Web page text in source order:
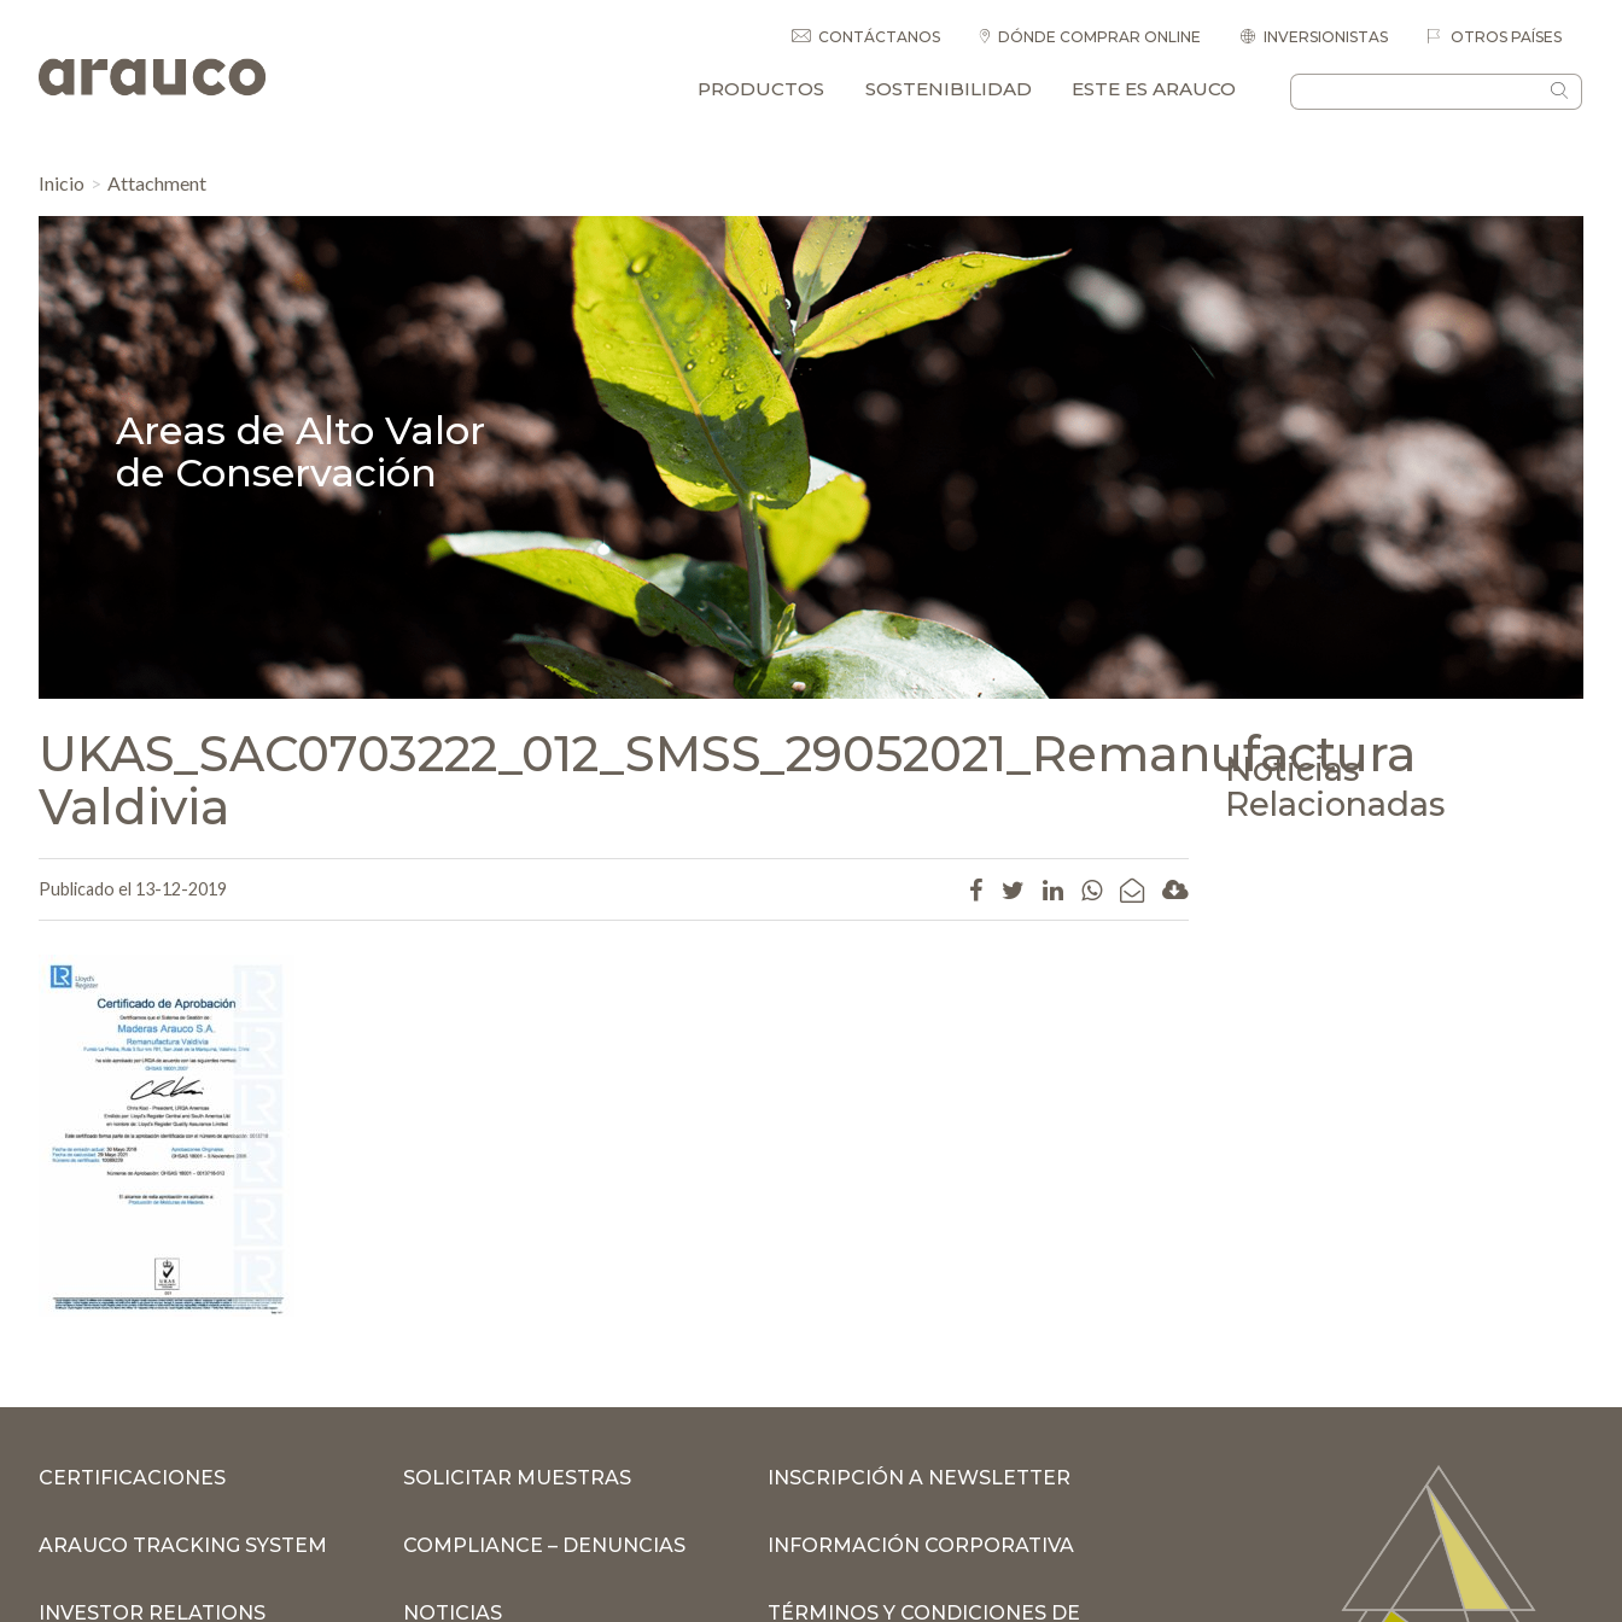
CONTÁCTANOS DÓNDE COMPRAR ONLINE INVERSIONISTAS OTROS PAÍSES
PRODUCTOS SOSTENIBILIDAD ESTE ES ARAUCO
Inicio Attachment
Areas de Alto Valor
de Conservación
UKAS_SAC0703222_012_SMSS_29052021_Remanufactura
Valdivia
Publicado el 13-12-2019
Noticias
Relacionadas
CERTIFICACIONES SOLICITAR MUESTRAS INSCRIPCIÓN A NEWSLETTER
ARAUCO TRACKING SYSTEM COMPLIANCE – DENUNCIAS INFORMACIÓN CORPORATIVA
INVESTOR RELATIONS NOTICIAS TÉRMINOS Y CONDICIONES DE